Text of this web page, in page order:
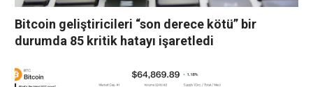
Bitcoin geliştiricileri “son derece kötü” bir
durumda 85 kritik hatayı işaretledi